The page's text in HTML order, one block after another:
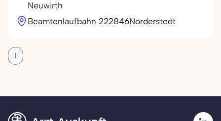
Neuwirth
Beamtenlaufbahn 222846Norderstedt
1